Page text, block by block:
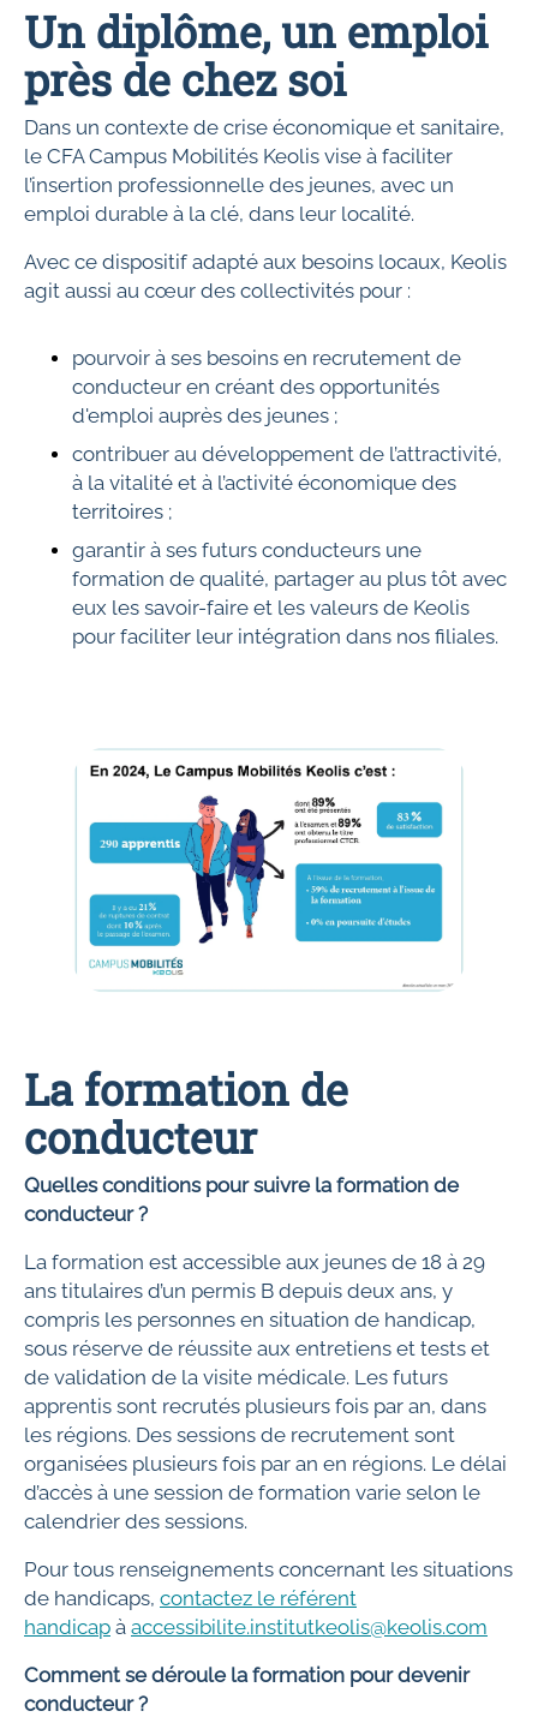
Un diplôme, un emploi
près de chez soi
Dans un contexte de crise économique et sanitaire,
le CFA Campus Mobilités Keolis vise à faciliter
l’insertion professionnelle des jeunes, avec un
emploi durable à la clé, dans leur localité.
Avec ce dispositif adapté aux besoins locaux, Keolis
agit aussi au cœur des collectivités pour :
pourvoir à ses besoins en recrutement de
conducteur en créant des opportunités
d'emploi auprès des jeunes ;
contribuer au développement de l’attractivité,
à la vitalité et à l’activité économique des
territoires ;
garantir à ses futurs conducteurs une
formation de qualité, partager au plus tôt avec
eux les savoir-faire et les valeurs de Keolis
pour faciliter leur intégration dans nos filiales.
La formation de
conducteur
Quelles conditions pour suivre la formation de
conducteur ?
La formation est accessible aux jeunes de 18 à 29
ans titulaires d’un permis B depuis deux ans, y
compris les personnes en situation de handicap,
sous réserve de réussite aux entretiens et tests et
de validation de la visite médicale. Les futurs
apprentis sont recrutés plusieurs fois par an, dans
les régions. Des sessions de recrutement sont
organisées plusieurs fois par an en régions. Le délai
d’accès à une session de formation varie selon le
calendrier des sessions.
Pour tous renseignements concernant les situations
de handicaps, contactez le référent
handicap à accessibilite.institutkeolis@keolis.com
Comment se déroule la formation pour devenir
conducteur ?